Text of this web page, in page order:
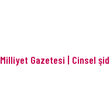
Milliyet Gazetesi | Cinsel